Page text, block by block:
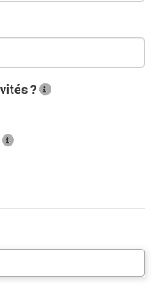
Etes-vous un agent d’une de nos collectivités ?